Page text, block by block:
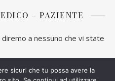
– PAZIENTE
diremo a nessuno che vi state
sicuri che tu possa avere la